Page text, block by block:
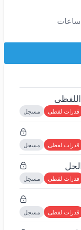
قدرات لفظى مسجل
قدرات لفظى مسجل
قدرات لفظى مسجل
قدرات لفظى مسجل